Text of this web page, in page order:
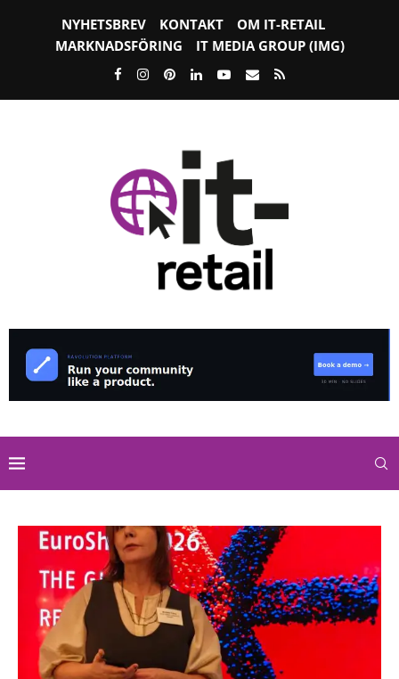
NYHETSBREV KONTAKT
OM IT-RETAIL
MARKNADSFÖRING
IT MEDIA GROUP (IMG)